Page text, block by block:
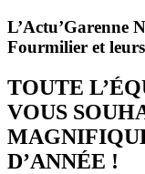
L’Actu’Garenne
Fourmilier et
TOUTE
VOUS
D’ANNÉE !